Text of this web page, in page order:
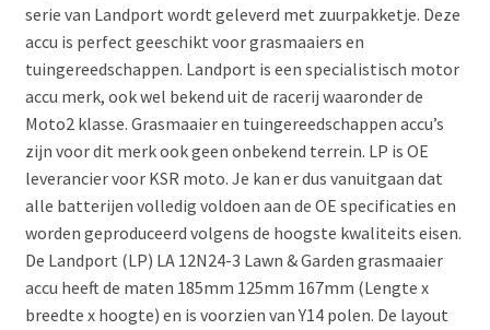
serie van Landport wordt geleverd met zuurpakketje. Deze
accu is perfect geeschikt voor grasmaaiers en
tuingereedschappen. Landport is een specialistisch motor
accu merk, ook wel bekend uit de racerij waaronder de
Moto2 klasse. Grasmaaier en tuingereedschappen accu’s
zijn voor dit merk ook geen onbekend terrein. LP is OE
leverancier voor KSR moto. Je kan er dus vanuitgaan dat
alle batterijen volledig voldoen aan de OE specificaties en
worden geproduceerd volgens de hoogste kwaliteits eisen.
De Landport (LP) LA 12N24-3 Lawn & Garden grasmaaier
accu heeft de maten 185mm 125mm 167mm (Lengte x
breedte x hoogte) en is voorzien van Y14 polen. De layout